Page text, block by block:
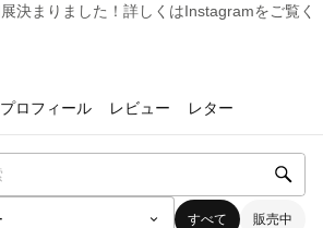
決まりました！詳しくはInstagramをご覧く
プロフィール レビュー レター
すべて 販売中